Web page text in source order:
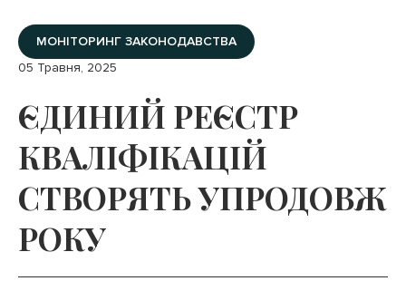
МОНІТОРИНГ ЗАКОНОДАВСТВА
05 Травня, 2025
ЄДИНИЙ РЕЄСТР
КВАЛІФІКАЦІЙ
СТВОРЯТЬ УПРОДОВЖ
РОКУ